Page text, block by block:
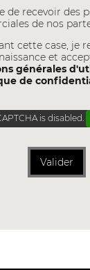
de recevoir des
de nos
cette case, je
et
générales
de
is disabled.
Valider